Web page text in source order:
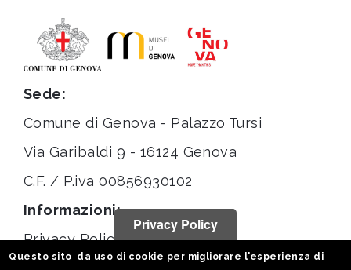
Sede:
Comune di Genova - Palazzo Tursi
Via Garibaldi 9 - 16124 Genova
C.F. / P.iva 00856930102
Informazioni:
Privacy Policy
Privacy Policy
Questo sito da uso di cookie per migliorare l'esperienza di